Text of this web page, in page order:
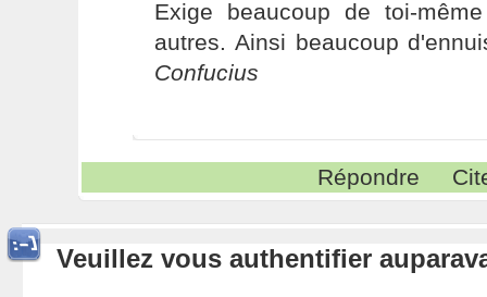
Exige beaucoup de toi-
autres. Ainsi beaucoup
Confucius
Répondre
Veuillez vous authentifier